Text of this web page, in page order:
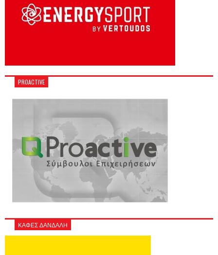
PROACTIVE
ΚΑΦΕΣ ΔΑΝΔΑΛΗ